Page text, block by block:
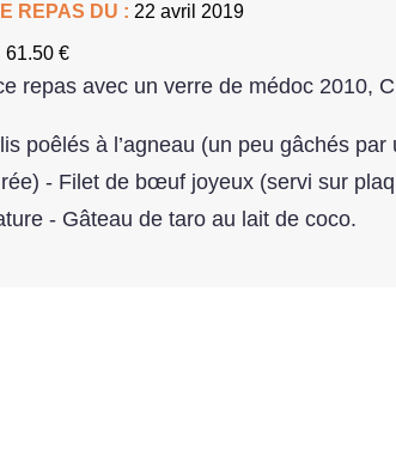
REPAS DU : 22 avril 2019
61.50 €
repas avec un verre de médoc 2010,
poêlés à l’agneau (un peu gâchés par
- Filet de bœuf joyeux (servi sur
- Gâteau de taro au lait de coco.